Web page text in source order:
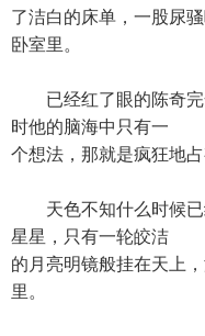
了洁白的床单，一股尿
卧室里。
已经红了眼的陈奇完
时他的脑海中只有一
个想法，那就是疯狂地
天色不知什么时候已
星星，只有一轮皎洁
的月亮明镜般挂在天上
里。